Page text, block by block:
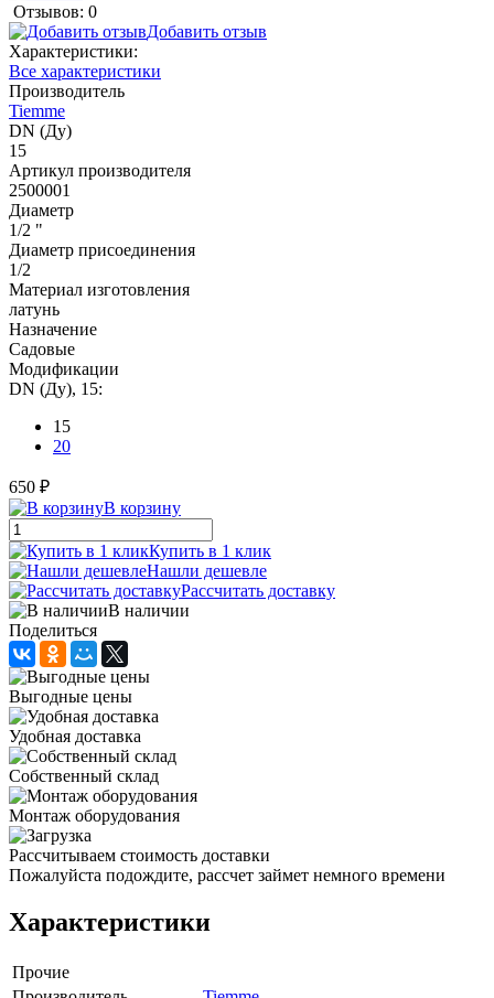
Отзывов: 0
Добавить отзыв
Характеристики:
Все характеристики
Производитель
Tiemme
DN (Ду)
15
Артикул производителя
2500001
Диаметр
1/2 "
Диаметр присоединения
1/2
Материал изготовления
латунь
Назначение
Садовые
Модификации
DN (Ду), 15:
15
20
650 ₽
В корзину
Купить в 1 клик
Нашли дешевле
Рассчитать доставку
В наличии
Поделиться
Выгодные цены
Удобная доставка
Собственный склад
Монтаж оборудования
Рассчитываем стоимость доставки
Пожалуйста подождите, рассчет займет немного времени
Характеристики
Прочие